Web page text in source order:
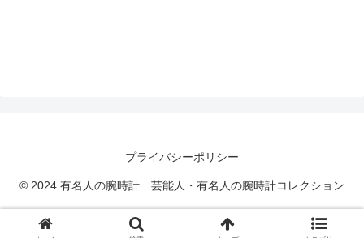
プライバシーポリシー
© 2024 有名人の腕時計 芸能人・有名人の腕時計コレクション